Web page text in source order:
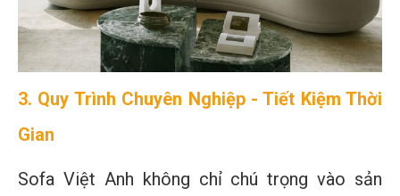
3. Quy Trình Chuyên Nghiệp - Tiết Kiệm Thời
Gian
Sofa Việt Anh không chỉ chú trọng vào sản